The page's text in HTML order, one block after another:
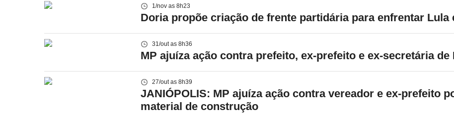
1/nov as 8h23
Doria propõe criação de frente partidária para enfrentar Lula
31/out as 8h36
MP ajuíza ação contra prefeito, ex-prefeito e ex-secretária de
27/out as 8h39
JANIÓPOLIS: MP ajuíza ação contra vereador e ex-prefeito
material de construção